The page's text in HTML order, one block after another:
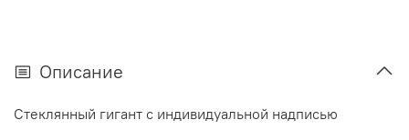
Описание
Стеклянный гигант с индивидуальной надписью